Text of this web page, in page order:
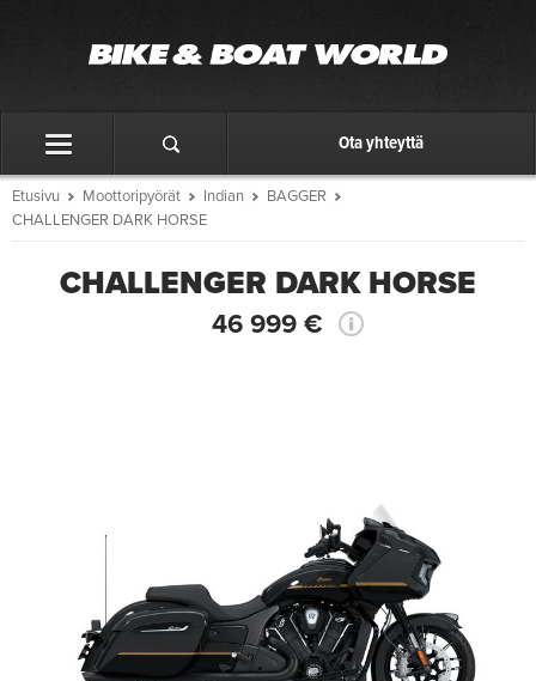
Ota yhteyttä
Etusivu Moottoripyörät Indian
BAGGER
CHALLENGER DARK HORSE
CHALLENGER DARK HORSE
46 999 €